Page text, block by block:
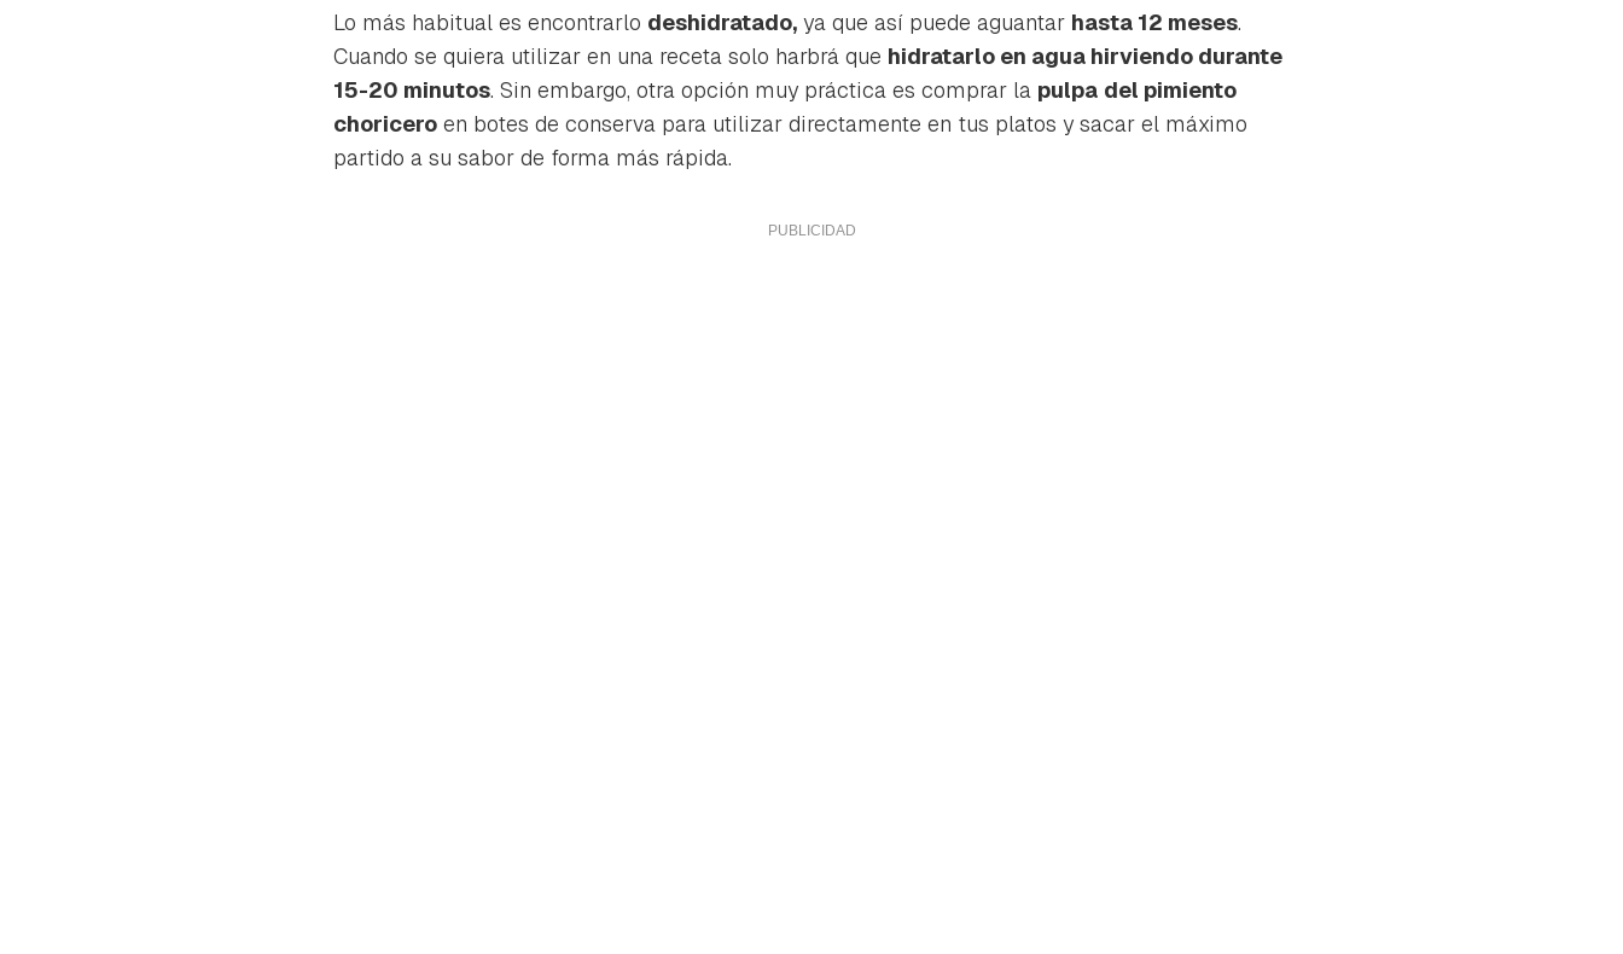
Lo más habitual es encontrarlo deshidratado, ya que así puede aguantar hasta 12 meses.
Cuando se quiera utilizar en una receta solo harbrá que hidratarlo en agua hirviendo durante
15-20 minutos. Sin embargo, otra opción muy práctica es comprar la pulpa del pimiento
choricero en botes de conserva para utilizar directamente en tus platos y sacar el máximo
partido a su sabor de forma más rápida.